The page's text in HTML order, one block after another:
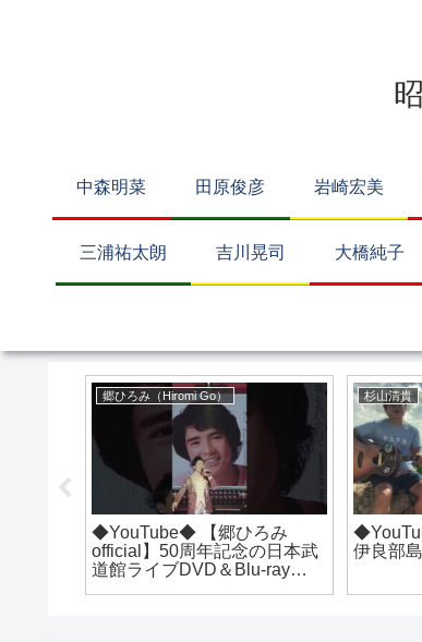
中森明菜 田原俊彦 岩崎宏美
三浦祐太朗 吉川晃司 大橋純子
郷ひろみ（Hiromi Go）
◆YouTube◆ 【郷ひろみ
official】50周年記念の日本武
道館ライブDVD＆Blu-ray
杉山清貴
伊良部